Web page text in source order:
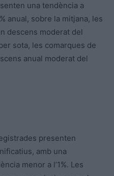
una tendència a
anual, sobre la mitjana, les
descens moderat del
sota, les comarques de
anual moderat del
presenten
amb una
menor a l’1%. Les